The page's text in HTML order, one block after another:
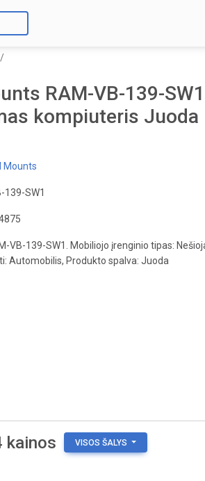
RAM-VB-139-
kompiuteris Juoda
Mounts
139-SW1
VB-139-SW1. Mobiliojo įrenginio tipas:
Automobilis, Produkto spalva: Juoda
kainos VISOS ŠALYS